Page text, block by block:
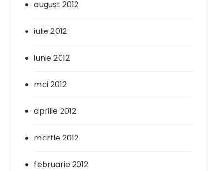
august 2012
iulie 2012
iunie 2012
mai 2012
aprilie 2012
martie 2012
februarie 2012